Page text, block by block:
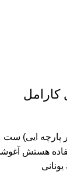
کاور پارچه ایی)